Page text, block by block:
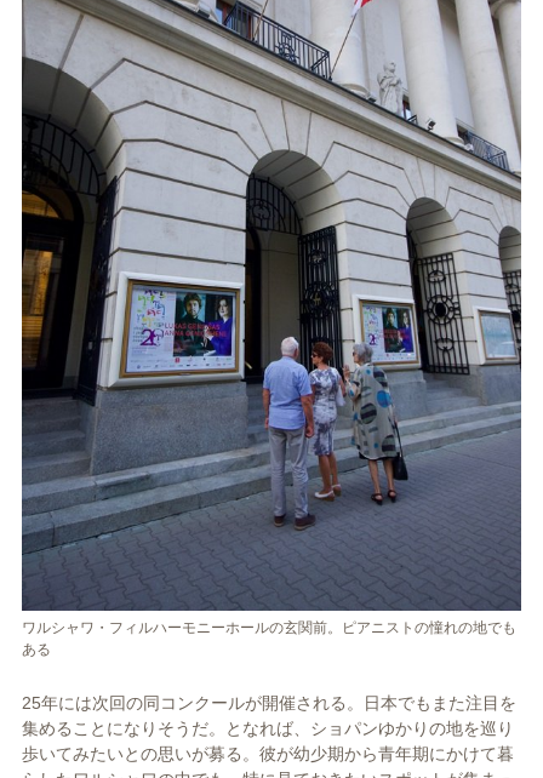
ワルシャワ・フィルハーモニーホールの玄関前。ピアニストの憧れの地でも
ある
25年には次回の同コンクールが開催される。日本でもまた注目を
集めることになりそうだ。となれば、ショパンゆかりの地を巡り
歩いてみたいとの思いが募る。彼が幼少期から青年期にかけて暮